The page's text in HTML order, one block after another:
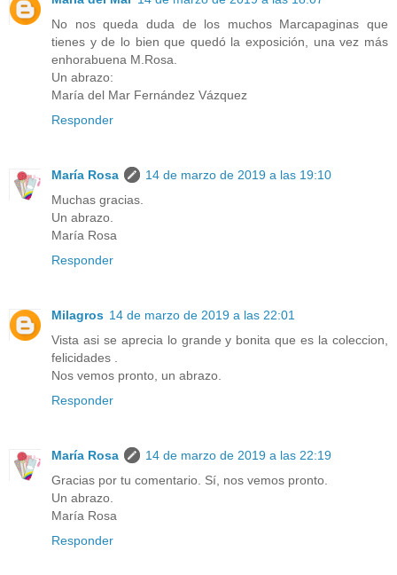
No nos queda duda de los muchos Marcapaginas que
tienes y de lo bien que quedó la exposición, una vez más
enhorabuena M.Rosa.
Un abrazo:
María del Mar Fernández Vázquez
Responder
María Rosa
14 de marzo de 2019 a las 19:10
Muchas gracias.
Un abrazo.
María Rosa
Responder
Milagros 14 de marzo de 2019 a las 22:01
Vista asi se aprecia lo grande y bonita que es la coleccion,
felicidades .
Nos vemos pronto, un abrazo.
Responder
María Rosa
14 de marzo de 2019 a las 22:19
Gracias por tu comentario. Sí, nos vemos pronto.
Un abrazo.
María Rosa
Responder